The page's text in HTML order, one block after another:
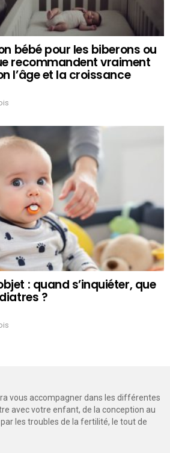
bébé pour les biberons ou
recommandent vraiment
l’âge et la croissance
: quand s’inquiéter, que
?
vous accompagner dans les différentes
avec votre enfant, de la conception au
les troubles de la fertilité, le tout de